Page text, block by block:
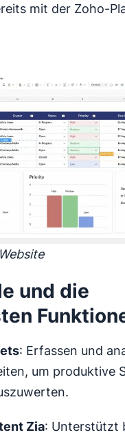
mit der Zoho-
und die
: Erfassen und
um produktive
Zia: Unterstützt